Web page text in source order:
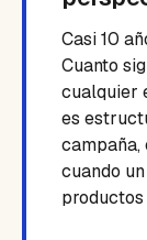
Casi 10
Cuanto
cualquier
es
campaña,
cuando